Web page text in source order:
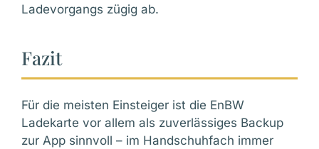
Ladevorgangs zügig ab.
Fazit
Für die meisten Einsteiger ist die EnBW
Ladekarte vor allem als zuverlässiges Backup
zur App sinnvoll – im Handschuhfach immer